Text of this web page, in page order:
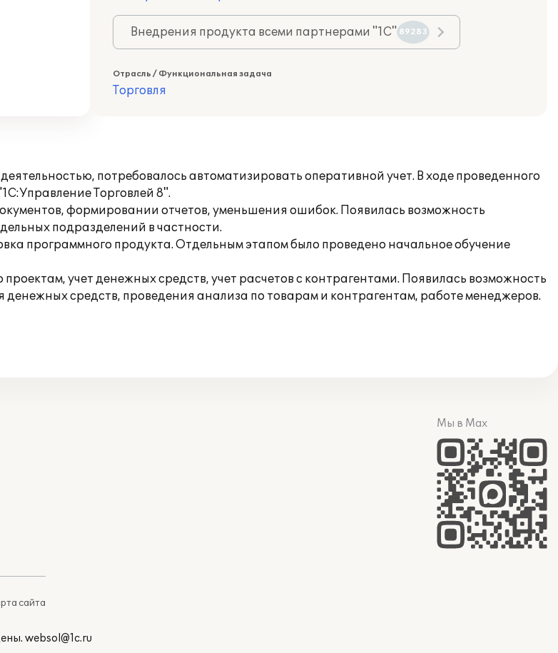
Внедрения продукта всеми партнерами "1С" 89283
Отрасль / Функциональная задача
Торговля
потребовалось автоматизировать оперативной учет. В ходе проведенного
Торговлей 8".
формировании отчетов, уменьшения ошибок. Появилась возможность
подразделений в частности.
программного продукта. Отдельным этапом было проведено начальное обучение
учет денежных средств, учет расчетов с контрагентами. Появилась возможность
средств, проведения анализа по товарам и контрагентам, работе менеджеров.
сайта
Мы в Max
websol@1c.ru